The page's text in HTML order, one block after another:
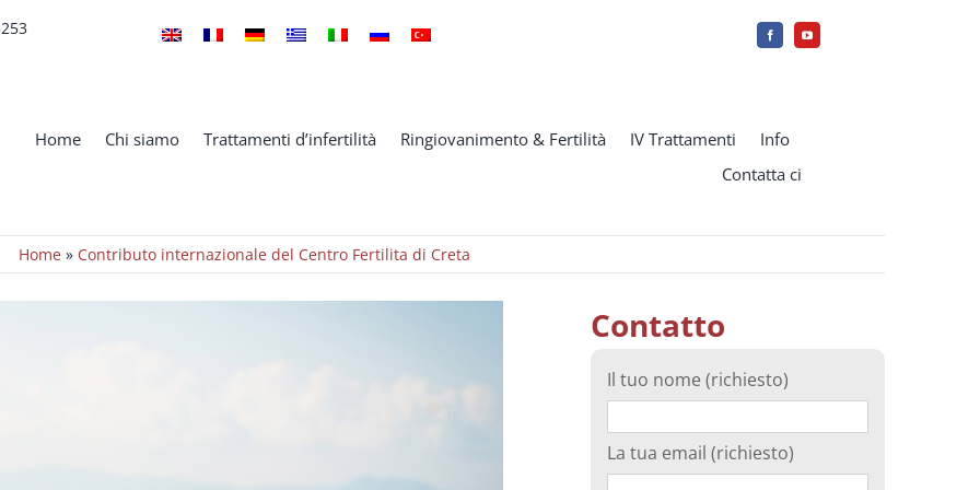
Home Chi siamo Trattamenti d’infertilità Ringiovanimento & Fertilità IV Trattamenti
Info
Contatta ci
Home » Contributo internazionale del Centro Fertilita di Creta
Contatto
Il tuo nome (richiesto)
La tua email (richiesto)